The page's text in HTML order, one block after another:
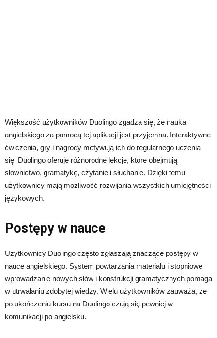
Większość użytkowników Duolingo zgadza się, że nauka
angielskiego za pomocą tej aplikacji jest przyjemna. Interaktywne
ćwiczenia, gry i nagrody motywują ich do regularnego uczenia
się. Duolingo oferuje różnorodne lekcje, które obejmują
słownictwo, gramatykę, czytanie i słuchanie. Dzięki temu
użytkownicy mają możliwość rozwijania wszystkich umiejętności
językowych.
Postępy w nauce
Użytkownicy Duolingo często zgłaszają znaczące postępy w
nauce angielskiego. System powtarzania materiału i stopniowe
wprowadzanie nowych słów i konstrukcji gramatycznych pomaga
w utrwalaniu zdobytej wiedzy. Wielu użytkowników zauważa, że
po ukończeniu kursu na Duolingo czują się pewniej w
komunikacji po angielsku.